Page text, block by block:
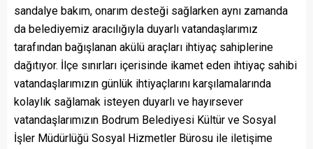
sandalye bakım, onarım desteği sağlarken aynı zamanda
da belediyemiz aracılığıyla duyarlı vatandaşlarımız
tarafından bağışlanan akülü araçları ihtiyaç sahiplerine
dağıtıyor. İlçe sınırları içerisinde ikamet eden ihtiyaç sahibi
vatandaşlarımızın günlük ihtiyaçlarını karşılamalarında
kolaylık sağlamak isteyen duyarlı ve hayırsever
vatandaşlarımızın Bodrum Belediyesi Kültür ve Sosyal
İşler Müdürlüğü Sosyal Hizmetler Bürosu ile iletişime